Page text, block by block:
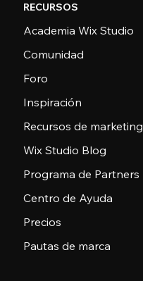
RECURSOS
Academia Wix Studio
Comunidad
Foro
Inspiración
Recursos de marketing
Wix Studio Blog
Programa de Partners
Centro de Ayuda
Precios
Pautas de marca